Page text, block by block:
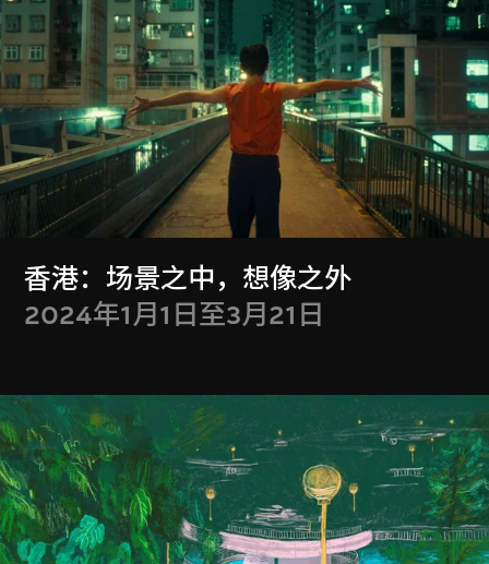
香港：场景之中，想像之外
2024年1月1日至3月21日
流动影像藏品
其他M+委约作品
M+馆藏选粹
其他短片